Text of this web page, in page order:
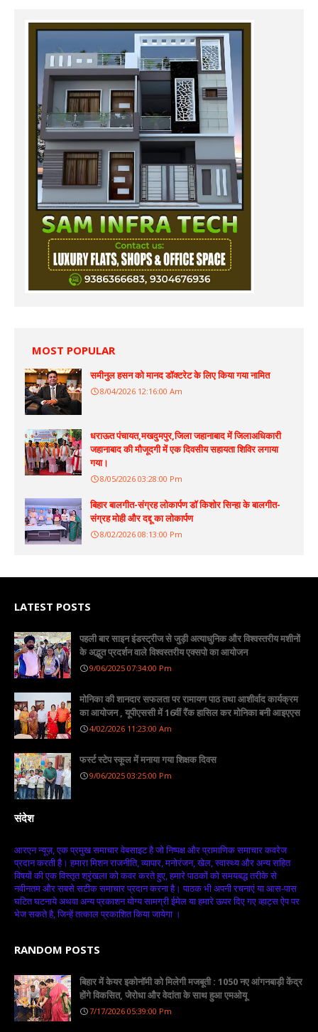
MOST POPULAR
समीनुल हसन को मानद डॉक्टरेट के लिए किया गया नामित
8/04/2026 12:16:00 Am
धराऊत पंचायत,मखदुमपुर,जिला जहानाबाद में जिलाअधिकारी
जहानाबाद की मौजूदगी में एक दिवसीय सहायता शिविर लगाया
गया।
8/05/2026 03:28:00 Pm
बिहार बालगीत-संग्रह लोकार्पण डॉ किशोर सिन्हा के बालगीत-
संग्रह मोही और दद्दू का लोकार्पण
8/02/2026 08:13:00 Pm
LATEST POSTS
पहली बार साइन इंडस्ट्रीज से जुड़ी अत्याधुनिक और विश्वस्तरीय मशीनों
के अद्भुत प्रदर्शन वाले विश्वस्तरीय एक्सपो का आयोजन
9/06/2025 07:34:00 Pm
मोनिका की शानदार सफलता पर रामायण पाठ तथा आशीर्वाद कार्यक्रम
का आयोजन , यूपीएससी में 16वीं रैंक हासिल कर मोनिका बनी आइएएस
4/02/2026 11:23:00 Am
फर्स्ट स्टेप स्कूल में मनाया गया शिक्षक दिवस
9/06/2025 03:25:00 Pm
संदेश
आरएन न्यूज़, एक प्रमुख समाचार वेबसाइट है जो निष्पक्ष और प्रामाणिक समाचार कवरेज
प्रदान करती है। हमारा मिशन राजनीति, व्यापार, मनोरंजन, खेल, स्वास्थ्य और अन्य सहित
विषयों की एक विस्तृत श्रृंखला को कवर करते हुए, हमारे पाठकों को समयबद्ध तरीके से
नवीनतम और सबसे सटीक समाचार प्रदान करना है। पाठक भी अपनी रचनाएं या आस-पास
घटित घटनाये अथवा अन्य प्रकाशन योग्य सामग्री ईमेल या हमारे ऊपर दिए गए व्हाट्स ऐप पर
भेज सकते है, जिन्हें तत्काल प्रकाशित किया जायेगा ।
RANDOM POSTS
बिहार में केयर इकोनॉमी को मिलेगी मजबूती : 1050 नए आंगनबाड़ी केंद्र
होंगे विकसित, जेरोधा और वेदांता के साथ हुआ एमओयू
7/17/2026 05:39:00 Pm